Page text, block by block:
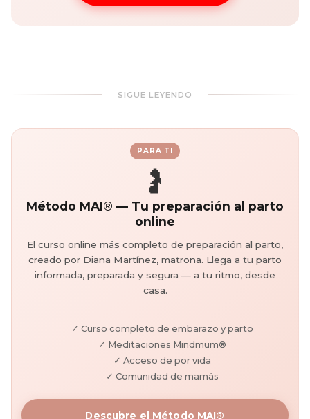
SIGUE LEYENDO
PARA TI
🤰
Método MAI® — Tu preparación al parto
online
El curso online más completo de preparación al parto,
creado por Diana Martínez, matrona. Llega a tu parto
informada, preparada y segura — a tu ritmo, desde
casa.
✓ Curso completo de embarazo y parto
✓ Meditaciones Mindmum®
✓ Acceso de por vida
✓ Comunidad de mamás
Descubre el Método MAI®